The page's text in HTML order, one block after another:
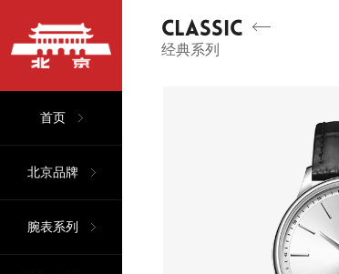
首页
北京品牌
腕表系列
CLASSIC
经典系列